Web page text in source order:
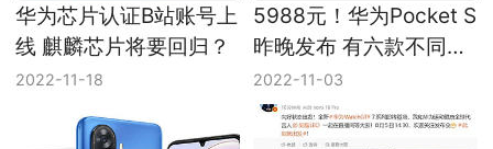
华为芯片认证B站账号上
线 麒麟芯片将要回归？
2022-11-18
5988元！华为Pocket S
昨晚发布 有六款不同配
色可选择
2022-11-03